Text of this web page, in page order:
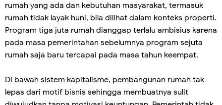
rumah yang ada dan kebutuhan masyarakat, termasuk
rumah tidak layak huni, bila dilihat dalam konteks properti.
Program tiga juta rumah dianggap terlalu ambisius karena
pada masa pemerintahan sebelumnya program sejuta
rumah saja baru tercapai pada masa tahun keempat.
Di bawah sistem kapitalisme, pembangunan rumah tak
lepas dari motif bisnis sehingga membuatnya sulit